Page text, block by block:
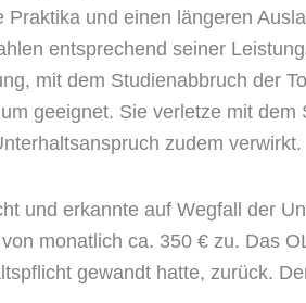
Praktika und einen längeren
entsprechend seiner
mit dem Studienabbruch der
geeignet. Sie verletze mit
zudem verwirkt.
und erkannte auf Wegfall der
monatlich ca. 350 € zu. Das
gewandt hatte, zurück.